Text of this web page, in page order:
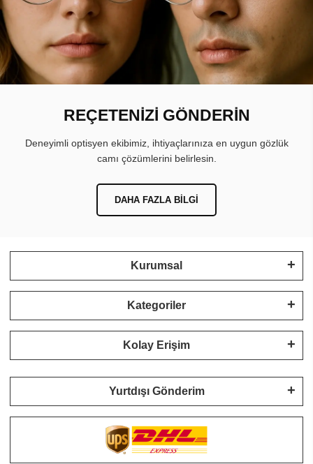
REÇETENİZİ GÖNDERİN
Deneyimli optisyen ekibimiz, ihtiyaçlarınıza en uygun gözlük
camı çözümlerini belirlesin.
DAHA FAZLA BILGI
Kurumsal
Kategoriler
Kolay Erişim
Yurtdışı Gönderim